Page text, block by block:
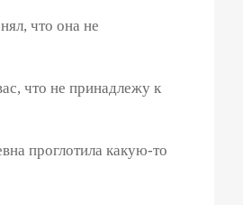
что она не
что не принадлежу к
проглотила какую-то